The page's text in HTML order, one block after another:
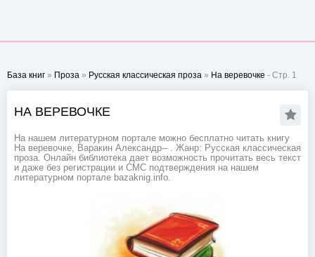
База книг » Проза » Русская классическая проза » На веревочке - Стр. 1
НА ВЕРЕВОЧКЕ
На нашем литературном портале можно бесплатно читать книгу
На веревочке, Варакин Александр-- . Жанр: Русская классическая
проза. Онлайн библиотека дает возможность прочитать весь текст
и даже без регистрации и СМС подтверждения на нашем
литературном портале bazaknig.info.